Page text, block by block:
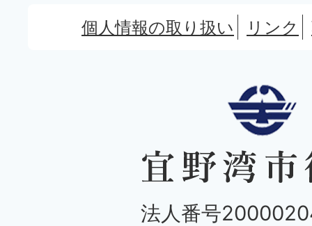
個人情報の取り扱い リンク
法人番号